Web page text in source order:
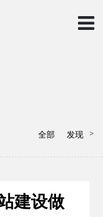
全部 发现 >
建设做